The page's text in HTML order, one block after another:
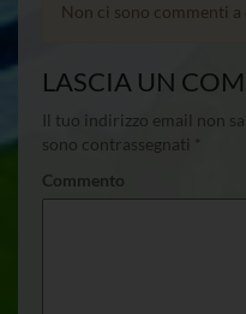
Non ci sono commenti
LASCIA UN
Il tuo indirizzo email non
sono contrassegnati
Commento